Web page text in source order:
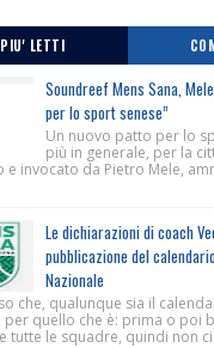
PIU' LETTI
Soundreef Mens Sana,
per lo sport senese”
Un nuovo patto per lo
più in generale, per la
e invocato da Pietro Mele,
Le dichiarazioni di coach
pubblicazione del
Nazionale
che, qualunque sia il
per quello che è: prima o poi
tutte le squadre, quindi non ci